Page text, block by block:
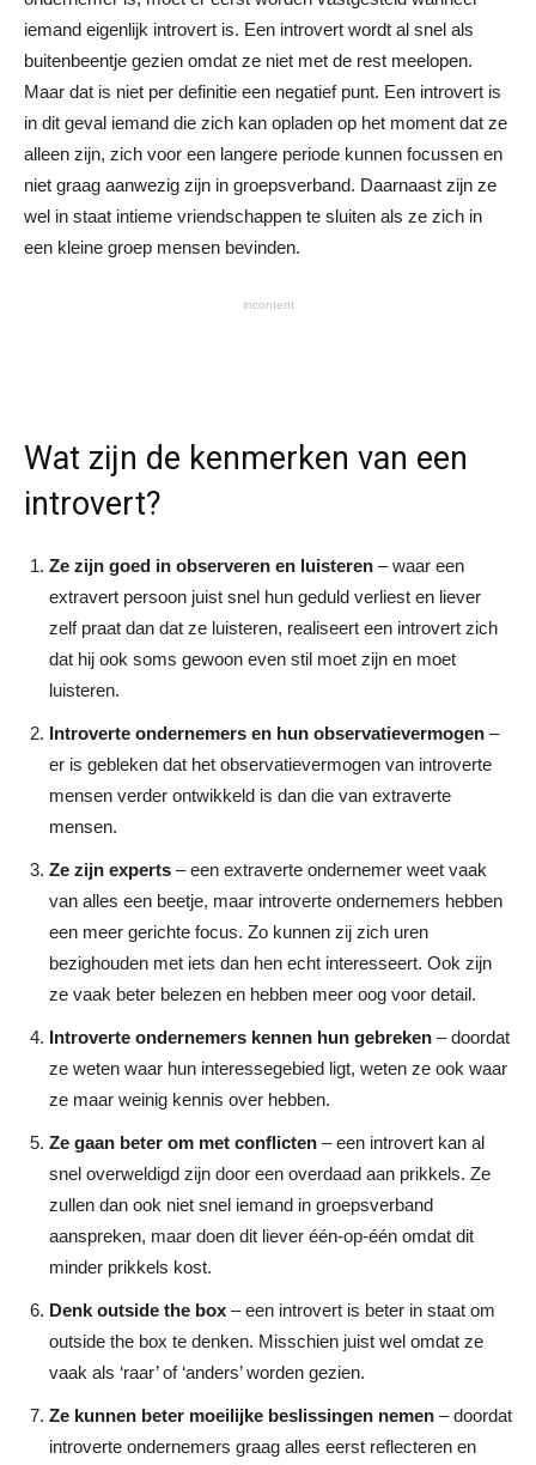
iemand eigenlijk introvert is. Een introvert wordt al snel als
buitenbeentje gezien omdat ze niet met de rest meelopen.
Maar dat is niet per definitie een negatief punt. Een introvert is
in dit geval iemand die zich kan opladen op het moment dat ze
alleen zijn, zich voor een langere periode kunnen focussen en
niet graag aanwezig zijn in groepsverband. Daarnaast zijn ze
wel in staat intieme vriendschappen te sluiten als ze zich in
een kleine groep mensen bevinden.
incontent
Wat zijn de kenmerken van een
introvert?
Ze zijn goed in observeren en luisteren – waar een
extravert persoon juist snel hun geduld verliest en liever
zelf praat dan dat ze luisteren, realiseert een introvert zich
dat hij ook soms gewoon even stil moet zijn en moet
luisteren.
Introverte ondernemers en hun observatievermogen –
er is gebleken dat het observatievermogen van introverte
mensen verder ontwikkeld is dan die van extraverte
mensen.
Ze zijn experts – een extraverte ondernemer weet vaak
van alles een beetje, maar introverte ondernemers hebben
een meer gerichte focus. Zo kunnen zij zich uren
bezighouden met iets dan hen echt interesseert. Ook zijn
ze vaak beter belezen en hebben meer oog voor detail.
Introverte ondernemers kennen hun gebreken – doordat
ze weten waar hun interessegebied ligt, weten ze ook waar
ze maar weinig kennis over hebben.
Ze gaan beter om met conflicten – een introvert kan al
snel overweldigd zijn door een overdaad aan prikkels. Ze
zullen dan ook niet snel iemand in groepsverband
aanspreken, maar doen dit liever één-op-één omdat dit
minder prikkels kost.
Denk outside the box – een introvert is beter in staat om
outside the box te denken. Misschien juist wel omdat ze
vaak als ‘raar’ of ‘anders’ worden gezien.
Ze kunnen beter moeilijke beslissingen nemen – doordat
introverte ondernemers graag alles eerst reflecteren en